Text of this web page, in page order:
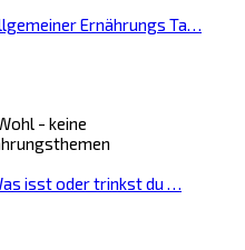
Ernährungs Ta…
- keine
isst oder trinkst du …